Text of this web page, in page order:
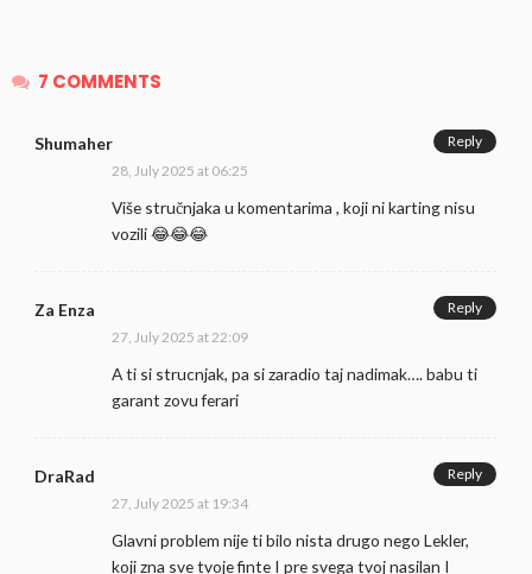
7 COMMENTS
Shumaher
28, July 2025 at 06:25
Više stručnjaka u komentarima , koji ni karting nisu
vozili 😂😂😂
Reply
Za Enza
27, July 2025 at 22:09
A ti si strucnjak, pa si zaradio taj nadimak…. babu ti
garant zovu ferari
Reply
DraRad
27, July 2025 at 19:34
Glavni problem nije ti bilo nista drugo nego Lekler,
koji zna sve tvoje finte I pre svega tvoj nasilan I
Reply